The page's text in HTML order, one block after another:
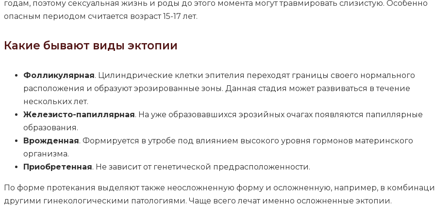
годам, поэтому сексуальная жизнь и роды до этого момента могут травмировать слизистую. Особенно
опасным периодом считается возраст 15-17 лет.
Какие бывают виды эктопии
Фолликулярная. Цилиндрические клетки эпителия переходят границы своего нормального
расположения и образуют эрозированные зоны. Данная стадия может развиваться в течение
нескольких лет.
Железисто-папиллярная. На уже образовавшихся эрозийных очагах появляются папиллярные
образования.
Врожденная. Формируется в утробе под влиянием высокого уровня гормонов материнского
организма.
Приобретенная. Не зависит от генетической предрасположенности.
По форме протекания выделяют также неосложненную форму и осложненную, например, в
другими гинекологическими патологиями. Чаще всего лечат именно осложненные эктопии.